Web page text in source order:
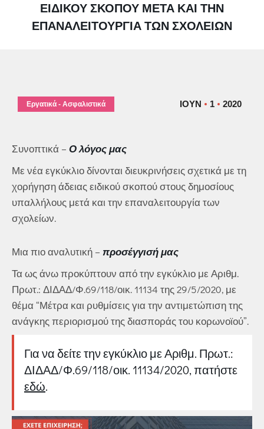
ΕΙΔΙΚΟΎ ΣΚΟΠΟΎ ΜΕΤΆ ΚΑΙ ΤΗΝ
ΕΠΑΝΑΛΕΙΤΟΥΡΓΊΑ ΤΩΝ ΣΧΟΛΕΊΩΝ
ΙΟΎΝ 1 2020
Εργατικά - Ασφαλιστικά
Συνοπτικά – Ο λόγος μας
Με νέα εγκύκλιο δίνονται διευκρινήσεις σχετικά με τη
χορήγηση άδειας ειδικού σκοπού στους δημοσίους
υπαλλήλους μετά και την επαναλειτουργία των
σχολείων.
Μια πιο αναλυτική – προσέγγισή μας
Τα ως άνω προκύπτουν από την εγκύκλιο με Αριθμ.
Πρωτ.: ΔΙΔΑΔ/Φ.69/118/οικ. 11134 της 29/5/2020, με
θέμα “Μέτρα και ρυθμίσεις για την αντιμετώπιση της
ανάγκης περιορισμού της διασποράς του κορωνοϊού”.
Για να δείτε την εγκύκλιο με Αριθμ. Πρωτ.:
ΔΙΔΑΔ/Φ.69/118/οικ. 11134/2020, πατήστε
εδώ.